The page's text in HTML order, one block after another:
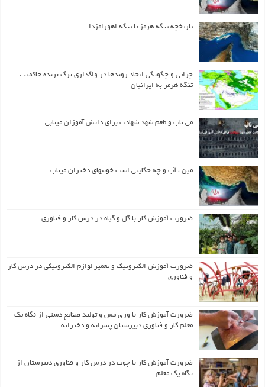
تاریخچه تنگه هرمز یا تنگه اهورامزدا
چرایی و چگونگی ایجاد روندها در واگذاری برگ برنده حاکمیت
تنگه هرمز به ایرانیان
می ناب و طعم شهد شهادت برای دانش آموزان مینابی
مین ، آب و چه حکایتی است خونبهای دختران میناب
ضرورت آموزش کار با گل و گیاه در درس کار و فناوری
ضرورت آموزش الکترونیک و تعمیر لوازم الکترونیکی در درس کار
و فناوری
ضرورت آموزش کار با ورق مس و تولید صنایع دستی از نگاه یک
معلم کار و فناوری دبیرستان پسرانه و دخترانه
ضرورت آموزش کار با چوب در درس کار و فناوری دبیرستان از
نگاه یک معلم